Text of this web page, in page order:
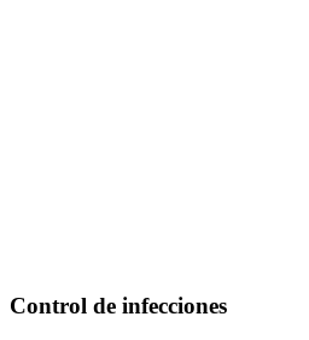
Control de infecciones